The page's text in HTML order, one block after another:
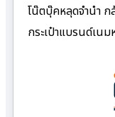
โน๊ตบุ๊คหลุดจำนำ ก
กระเป๋าแบรนด์เน